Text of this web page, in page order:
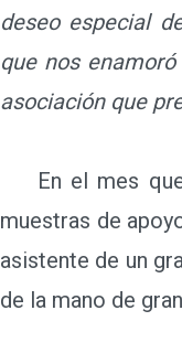
deseo especial
que nos
asociación que
En el mes que
muestras de
asistente de un
de la mano de